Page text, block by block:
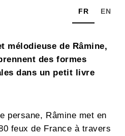
FR EN
mélodieuse de Râmine,
des formes
dans un petit livre
persane, Râmine met en
feux de France à travers